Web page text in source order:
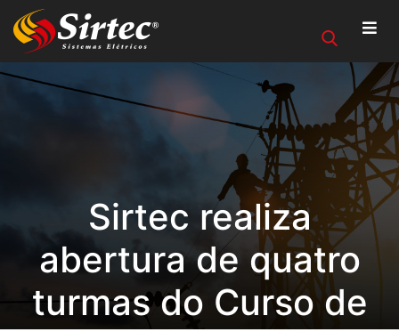
Sirtec realiza
abertura de quatro
turmas do Curso de